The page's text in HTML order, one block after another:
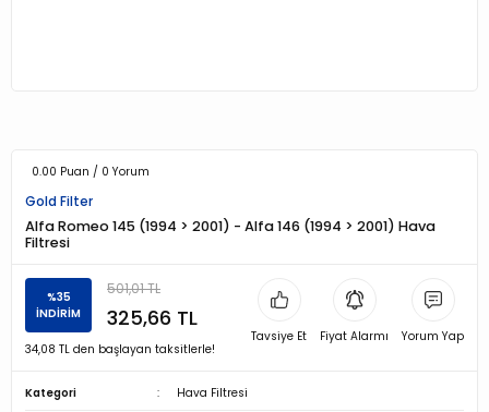
0.00 Puan / 0 Yorum
Gold Filter
Alfa Romeo 145 (1994 > 2001) - Alfa 146 (1994 > 2001) Hava
Filtresi
%35
İNDİRİM
501,01 TL
325,66 TL
34,08 TL den başlayan taksitlerle!
Tavsiye Et Fiyat Alarmı Yorum Yap
Kategori Hava Filtresi